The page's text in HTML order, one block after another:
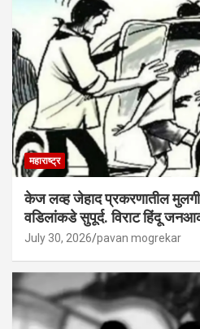
महाराष्ट्र
केज लव्ह जेहाद प्रकरणातील मुलगी
वडिलांकडे सुपूर्द. विराट हिंदू
July 30, 2026 pavan mogrekar